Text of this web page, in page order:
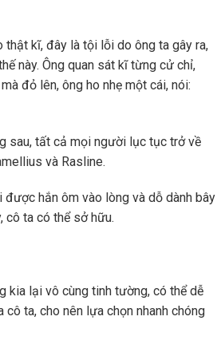
kĩ, đây là tội lỗi do ông ta gây ra,
này. Ông quan sát kĩ từng cử chỉ,
đỏ lên, ông ho nhẹ một cái, nói:
sau, tất cả mọi người lục tục trở về
và Rasline.
hắn ôm vào lòng và dỗ dành bây
cô ta có thể sở hữu.
kia lại vô cùng tinh tường, có thể dễ
ta, cho nên lựa chọn nhanh chóng